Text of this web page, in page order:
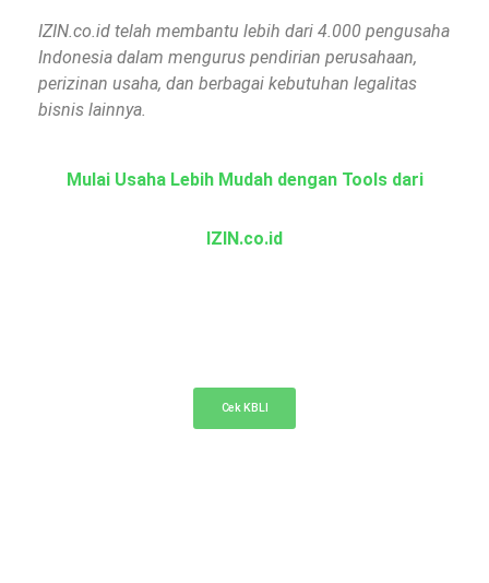
IZIN.co.id telah membantu lebih dari 4.000 pengusaha
Indonesia dalam mengurus pendirian perusahaan,
perizinan usaha, dan berbagai kebutuhan legalitas
bisnis lainnya.
Mulai Usaha Lebih Mudah dengan Tools dari
IZIN.co.id
Cek KBLI